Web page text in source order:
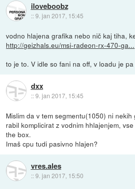
iloveboobz
::9. jan 2017, 15:45
vodno hlajena grafika nebo nič kaj tiha,
http://geizhals.eu/msi-radeon-rx-470-ga...
to je to. V idle so fani na off, v loadu je
dxx
::9. jan 2017, 15:45
Mislim da v tem segmentu(1050) ni
rabil komplicirat z vodnim hhlajenjem,
the box.
Imaš cpu tudi pasivno hlajen?
vres.ales
::9. jan 2017, 15:50